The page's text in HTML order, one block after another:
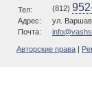
Тел: (812)
Адрес:
ул.
Почта:
Авторские права